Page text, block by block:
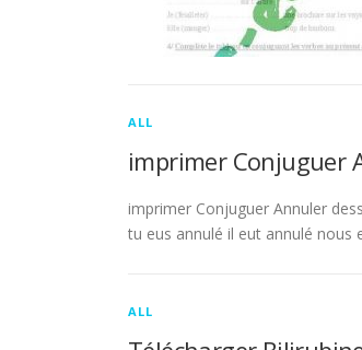
ALL
imprimer Conjuguer
imprimer Conjuguer Annuler
tu eus annulé il eut annulé nous
ALL